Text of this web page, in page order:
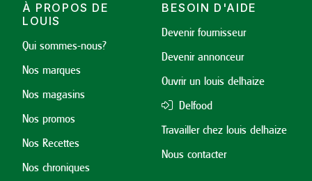
À PROPOS DE
LOUIS
Qui sommes-nous?
Nos marques
Nos magasins
Nos promos
Nos Recettes
Nos chroniques
BESOIN D'AIDE
Devenir fournisseur
Devenir annonceur
Ouvrir un louis delhaize
Delfood
Travailler chez louis delhaize
Nous contacter